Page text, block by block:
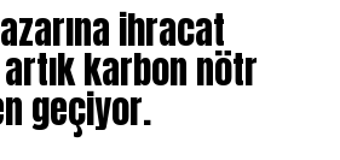
ihracat
karbon nötr
geçiyor.